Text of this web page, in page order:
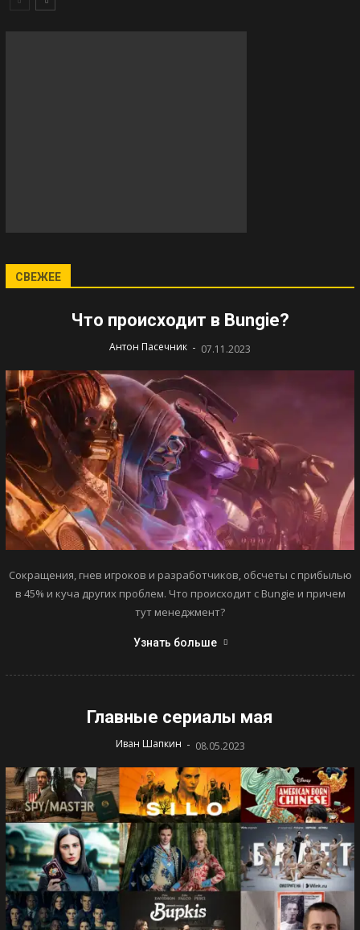
СВЕЖЕЕ
Что происходит в Bungie?
Антон Пасечник - 07.11.2023
Сокращения, гнев игроков и разработчиков, обсчеты с прибылью
в 45% и куча других проблем. Что происходит с Bungie и причем
тут менеджмент?
Узнать больше
Главные сериалы мая
Иван Шапкин - 08.05.2023